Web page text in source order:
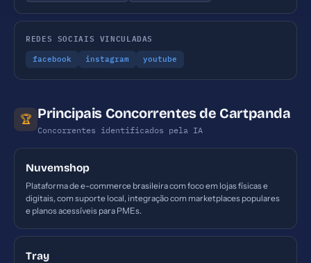
REDES SOCIAIS VINCULADAS
facebook instagram youtube
🏆 Principais Concorrentes de Cartpanda
Concorrentes identificados pela IA
Nuvemshop
Plataforma de e-commerce brasileira com foco em lojas físicas e
digitais, com suporte local, integração com marketplaces populares
e planos acessíveis para PMEs.
Tray